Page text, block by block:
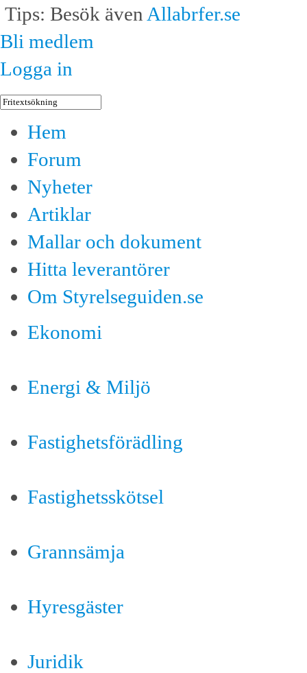
Tips: Besök även Allabrfer.se
Bli medlem
Logga in
Hem
Forum
Nyheter
Artiklar
Mallar och dokument
Hitta leverantörer
Om Styrelseguiden.se
Ekonomi
Energi & Miljö
Fastighetsförädling
Fastighetsskötsel
Grannsämja
Hyresgäster
Juridik